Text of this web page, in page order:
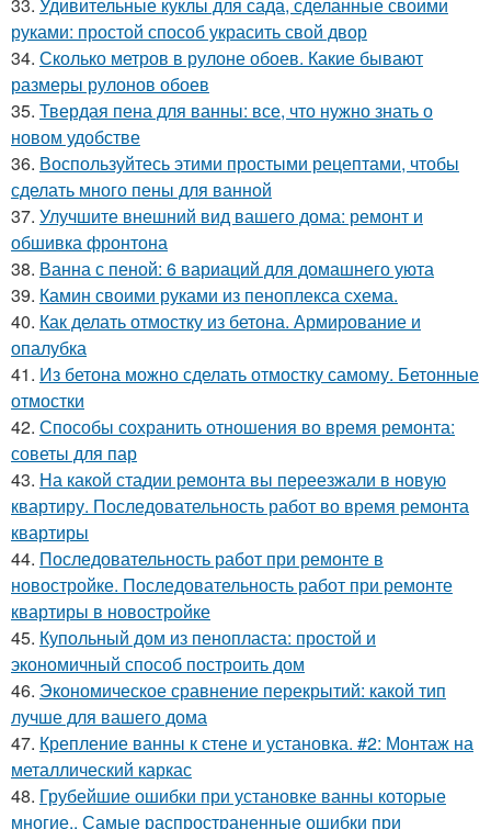
33. Удивительные куклы для сада, сделанные своими
руками: простой способ украсить свой двор
34. Сколько метров в рулоне обоев. Какие бывают
размеры рулонов обоев
35. Твердая пена для ванны: все, что нужно знать о
новом удобстве
36. Воспользуйтесь этими простыми рецептами, чтобы
сделать много пены для ванной
37. Улучшите внешний вид вашего дома: ремонт и
обшивка фронтона
38. Ванна с пеной: 6 вариаций для домашнего уюта
39. Камин своими руками из пеноплекса схема.
40. Как делать отмостку из бетона. Армирование и
опалубка
41. Из бетона можно сделать отмостку самому. Бетонные
отмостки
42. Способы сохранить отношения во время ремонта:
советы для пар
43. На какой стадии ремонта вы переезжали в новую
квартиру. Последовательность работ во время ремонта
квартиры
44. Последовательность работ при ремонте в
новостройке. Последовательность работ при ремонте
квартиры в новостройке
45. Купольный дом из пенопласта: простой и
экономичный способ построить дом
46. Экономическое сравнение перекрытий: какой тип
лучше для вашего дома
47. Крепление ванны к стене и установка. #2: Монтаж на
металлический каркас
48. Грубейшие ошибки при установке ванны которые
многие.. Самые распространенные ошибки при